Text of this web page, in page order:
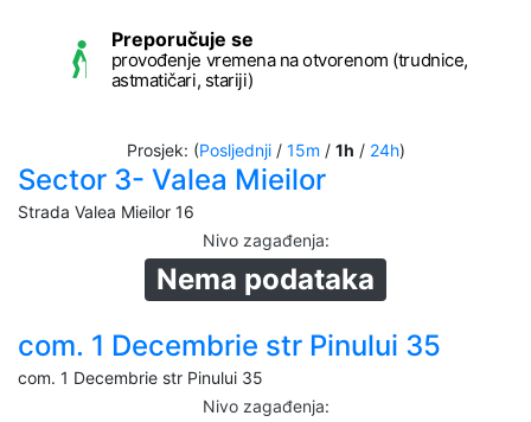
Preporučuje se
provođenje vremena na otvorenom (trudnice,
astmatičari, stariji)
Prosjek: (Posljednji/ 15m / 1h / 24h)
Sector 3- Valea Mieilor
Strada Valea Mieilor 16
Nivo zagađenja:
Nema podataka
com. 1 Decembrie str Pinului 35
com. 1 Decembrie str Pinului 35
Nivo zagađenja: